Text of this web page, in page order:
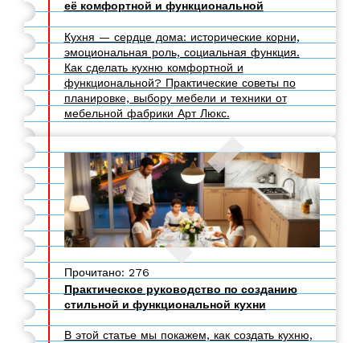
её комфортной и функциональной
Кухня — сердце дома: исторические корни,
эмоциональная роль, социальная функция.
Как сделать кухню комфортной и
функциональной? Практические советы по
планировке, выбору мебели и техники от
мебельной фабрики Арт Люкс.
Прочитано: 276
Практическое руководство по созданию
стильной и функциональной кухни
В этой статье мы покажем, как создать кухню,